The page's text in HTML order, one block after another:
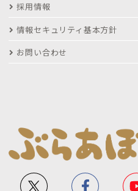
採用情報
情報セキュリティ基本方針
お問い合わせ